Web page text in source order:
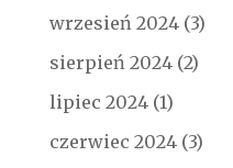
wrzesień 2024(3)
sierpień 2024(2)
lipiec 2024(1)
czerwiec 2024(3)